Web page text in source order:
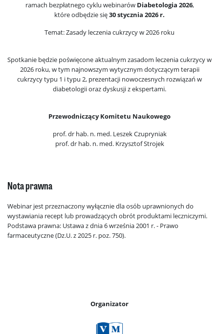
ramach bezpłatnego cyklu webinarów Diabetologia 2026,
które odbędzie się30 stycznia 2026 r.
Temat: Zasady leczenia cukrzycy w 2026 roku
Spotkanie będzie poświęcone aktualnym zasadom leczenia cukrzycy w
2026 roku, w tym najnowszym wytycznym dotyczącym terapii
cukrzycy typu 1 i typu 2, prezentacji nowoczesnych rozwiązań w
diabetologii oraz dyskusji z ekspertami.
Przewodniczący Komitetu Naukowego
prof. dr hab. n. med. Leszek Czupryniak
prof. dr hab. n. med. Krzysztof Strojek
Nota prawna
Webinar jest przeznaczony wyłącznie dla osób uprawnionych do
wystawiania recept lub prowadzących obrót produktami leczniczymi.
Podstawa prawna: Ustawa z dnia 6 września 2001 r. - Prawo
farmaceutyczne (Dz.U. z 2025 r. poz. 750).
Organizator